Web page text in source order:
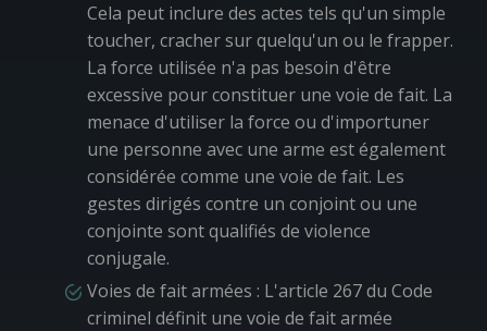
Cela peut inclure des actes tels qu'un simple
toucher, cracher sur quelqu'un ou le frapper.
La force utilisée n'a pas besoin d'être
excessive pour constituer une voie de fait. La
menace d'utiliser la force ou d'importuner
une personne avec une arme est également
considérée comme une voie de fait. Les
gestes dirigés contre un conjoint ou une
conjointe sont qualifiés de violence
conjugale.
Voies de fait armées : L'article 267 du Code
criminel définit une voie de fait armée